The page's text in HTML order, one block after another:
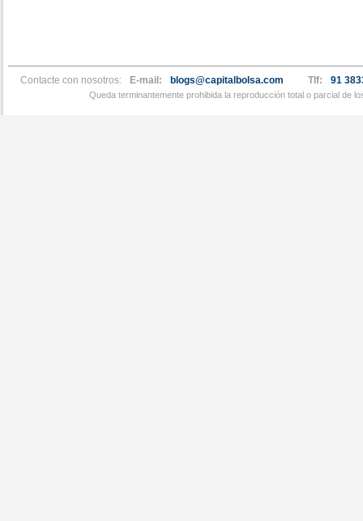
Contacte con nosotros: E-mail: blogs@capitalbolsa.com Tlf: 91
Queda terminantemente prohibida la reproducción total o parcial de